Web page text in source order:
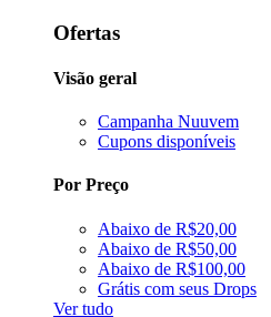
Ofertas
Visão geral
Campanha Nuuvem
Cupons disponíveis
Por Preço
Abaixo de R$20,00
Abaixo de R$50,00
Abaixo de R$100,00
Grátis com seus Drops
Ver tudo